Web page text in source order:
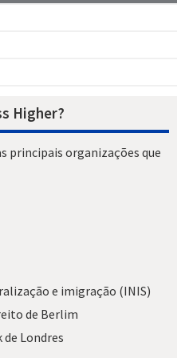
Higher?
principais organizações que
e imigração (INIS)
de Berlim
de Londres